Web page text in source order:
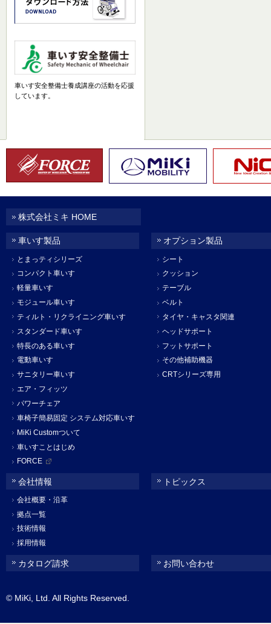
車いす安全整備士養成講座の活動を応援
しています。
株式会社ミキ HOME
車いす製品
とまっティシリーズ
コンパクト車いす
軽量車いす
モジュール車いす
ティルト・リクライニング車いす
スタンダード車いす
特長のある車いす
電動車いす
サニタリー車いす
エア・フィッツ
パワーチェア
車椅子簡易固定 システム対応車いす
MiKi Customついて
車いすことはじめ
FORCE
オプション製品
シート
クッション
テーブル
ベルト
タイヤ・キャスタ関連
ヘッドサポート
フットサポート
その他補助機器
CRTシリーズ専用
会社情報
会社概要・沿革
拠点一覧
技術情報
採用情報
トピックス
カタログ請求 お問い合わせ
© MiKi, Ltd. All Rights Reserved.